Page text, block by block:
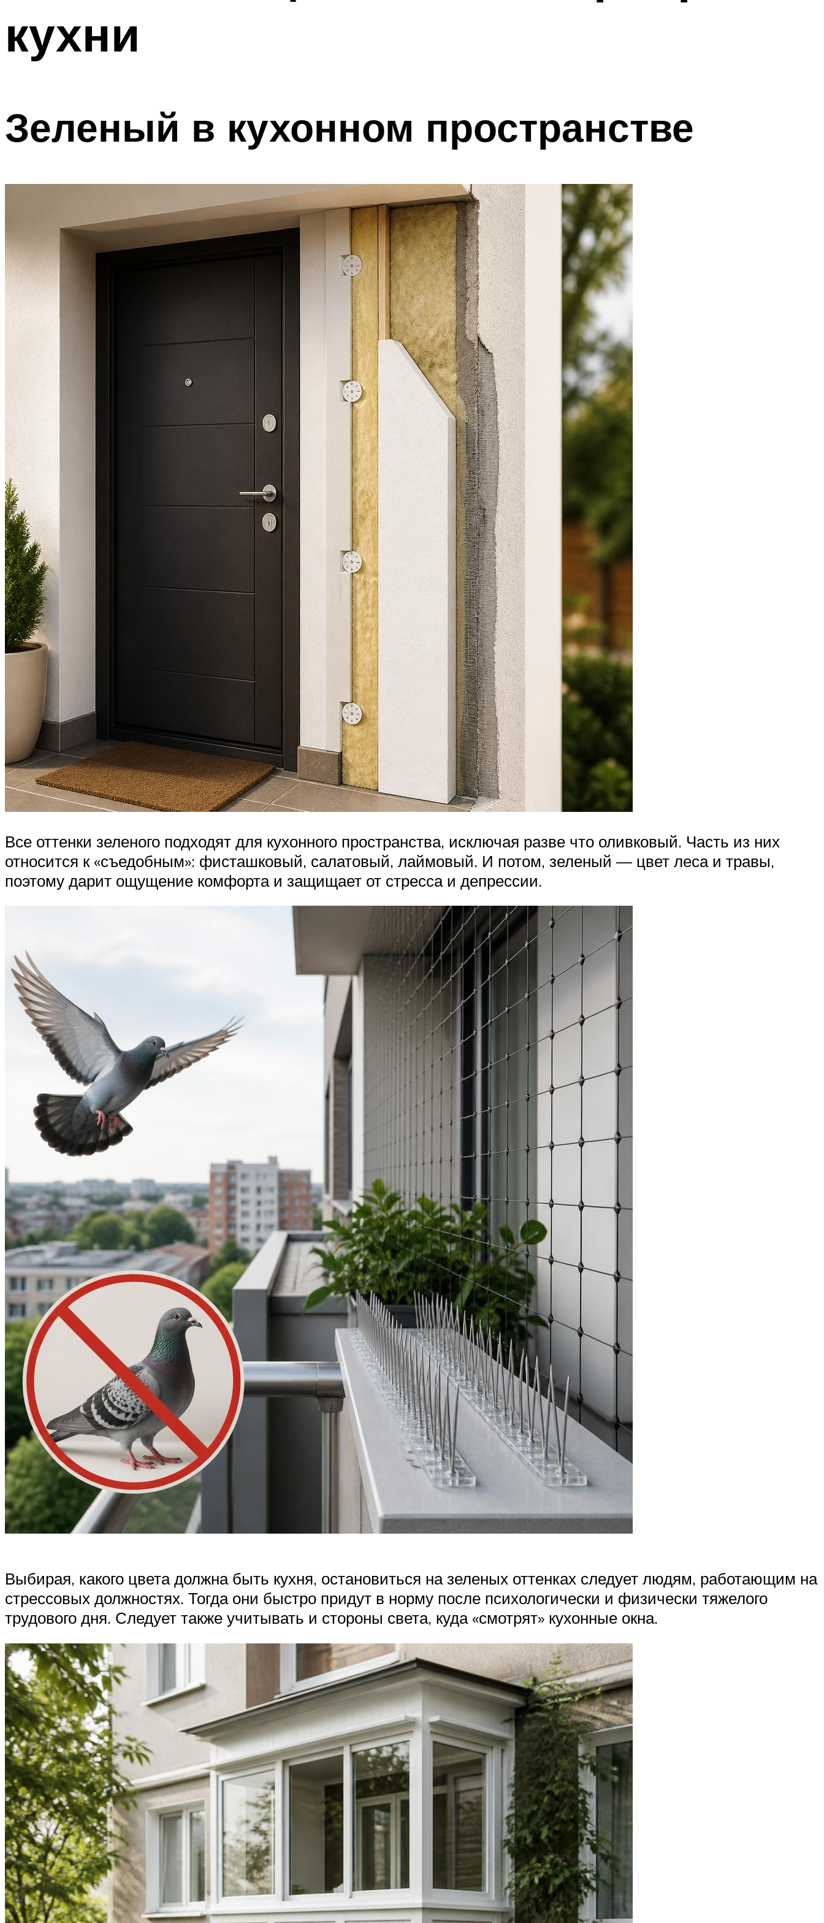
кухни
Зеленый в кухонном пространстве
Все оттенки зеленого подходят для кухонного пространства, исключая разве что оливковый. Часть из них
относится к «съедобным»: фисташковый, салатовый, лаймовый. И потом, зеленый — цвет леса и травы,
поэтому дарит ощущение комфорта и защищает от стресса и депрессии.
Выбирая, какого цвета должна быть кухня, остановиться на зеленых оттенках следует людям, работающим на
стрессовых должностях. Тогда они быстро придут в норму после психологически и физически тяжелого
трудового дня. Следует также учитывать и стороны света, куда «смотрят» кухонные окна.